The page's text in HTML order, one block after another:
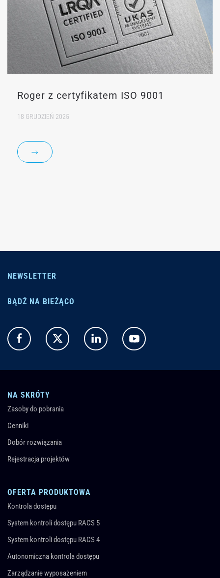
Roger z certyfikatem ISO 9001
18 GRUDZIEŃ 2025
NEWSLETTER
BĄDŹ NA BIEŻĄCO
NA SKRÓTY
Zasoby do pobrania
Cenniki
Dobór rozwiązania
Rejestracja projektów
OFERTA PRODUKTOWA
Kontrola dostępu
System kontroli dostępu RACS 5
System kontroli dostępu RACS 4
Autonomiczna kontrola dostępu
Zarządzanie wyposażeniem